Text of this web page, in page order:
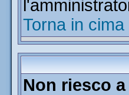
Torna in cima
Non riesco